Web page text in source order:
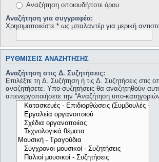
Αναζήτηση οποιουδήποτε όρου
Αναζήτηση για συγγραφέα:
Χρησιμοποιείστε * ως μπαλαντέρ για μερική
ΡΥΘΜΊΣΕΙΣ ΑΝΑΖΉΤΗΣΗΣ
Αναζήτηση στις Δ. Συζητήσεις:
Επιλέξτε τη Δ. Συζήτηση ή τις Δ. Συζητήσεις στις
αναζητήσετε. Υπο-συζητήσεις θα αναζητηθούν
απενεργοποιήσετε την “Αναζήτηση υπο-